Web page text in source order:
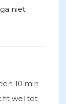
niet
10 min
wel tot